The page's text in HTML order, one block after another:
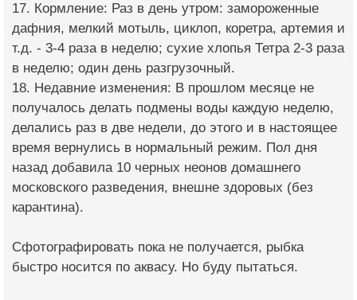
17. Кормление: Раз в день утром: замороженные
дафния, мелкий мотыль, циклоп, коретра, артемия и
т.д. - 3-4 раза в неделю; сухие хлопья Тетра 2-3 раза
в неделю; один день разгрузочный.
18. Недавние изменения: В прошлом месяце не
получалось делать подмены воды каждую неделю,
делались раз в две недели, до этого и в настоящее
время вернулись в нормальный режим. Пол дня
назад добавила 10 черных неонов домашнего
московского разведения, внешне здоровых (без
карантина).
Сфотографировать пока не получается, рыбка
быстро носится по аквасу. Но буду пытаться.